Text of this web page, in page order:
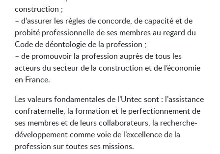
construction ;
– d’assurer les règles de concorde, de capacité et de
probité professionnelle de ses membres au regard du
Code de déontologie de la profession ;
– de promouvoir la profession auprès de tous les
acteurs du secteur de la construction et de l’économie
en France.
Les valeurs fondamentales de l’Untec sont : l’assistance
confraternelle, la formation et le perfectionnement de
ses membres et de leurs collaborateurs, la recherche-
développement comme voie de l’excellence de la
profession sur toutes ses missions.